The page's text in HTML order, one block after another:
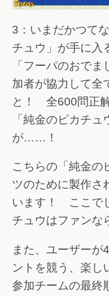
3：いまだかつて
チュウ」が手に入
「フーパのおで
加者が協力して全
と！ 全600問正
「純金のピカチ
が……！
こちらの「純金の
ツのために製作さ
います！ ここで
チュウはファンな
また、ユーザーが
ントを競う、楽
参加チームの最終